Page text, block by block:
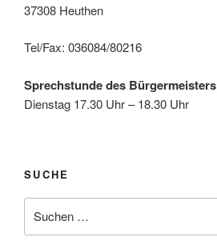
37308 Heuthen
Tel/Fax: 036084/80216
Sprechstunde des Bürgermeisters
Dienstag 17.30 Uhr – 18.30 Uhr
SUCHE
nach: